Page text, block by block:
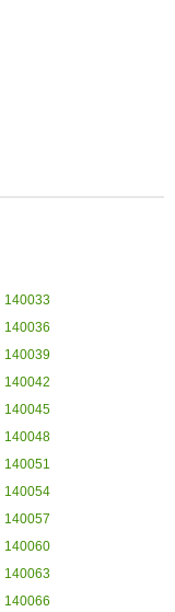
140033
140036
140039
140042
140045
140048
140051
140054
140057
140060
140063
140066